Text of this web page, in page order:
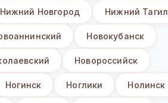
Нижний Новгород Нижний Тагил
Новокубанск
Новороссийск
Ногинск Ноглики Нолинск